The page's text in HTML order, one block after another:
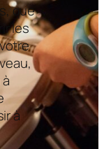
que
les
à